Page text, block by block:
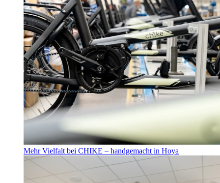
Mehr Vielfalt bei CHIKE – handgemacht in Hoya